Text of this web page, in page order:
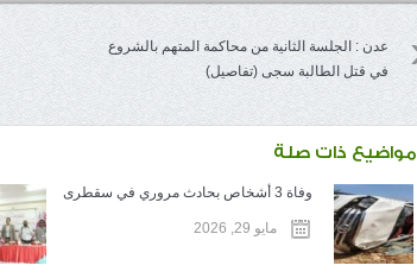
عدن : الجلسة الثانية من محاكمة المتهم بالشروع
في قتل الطالبة سجى (تفاصيل)
مواضيع ذات صلة
وفاة 3 أشخاص بحادث مروري في سقطرى
مايو 29, 2026